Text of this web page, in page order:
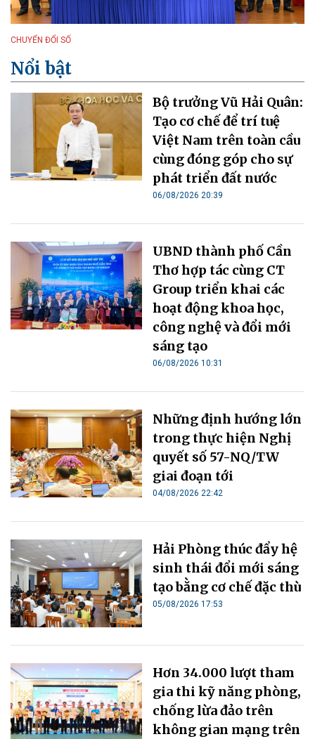
CHUYỂN ĐỔI SỐ
Nổi bật
Bộ trưởng Vũ Hải Quân:
Tạo cơ chế để trí tuệ
Việt Nam trên toàn cầu
cùng đóng góp cho sự
phát triển đất nước
06/08/2026 20:39
UBND thành phố Cần
Thơ hợp tác cùng CT
Group triển khai các
hoạt động khoa học,
công nghệ và đổi mới
sáng tạo
06/08/2026 10:31
Những định hướng lớn
trong thực hiện Nghị
quyết số 57-NQ/TW
giai đoạn tới
04/08/2026 22:42
Hải Phòng thúc đẩy hệ
sinh thái đổi mới sáng
tạo bằng cơ chế đặc thù
05/08/2026 17:53
Hơn 34.000 lượt tham
gia thi kỹ năng phòng,
chống lừa đảo trên
không gian mạng trên